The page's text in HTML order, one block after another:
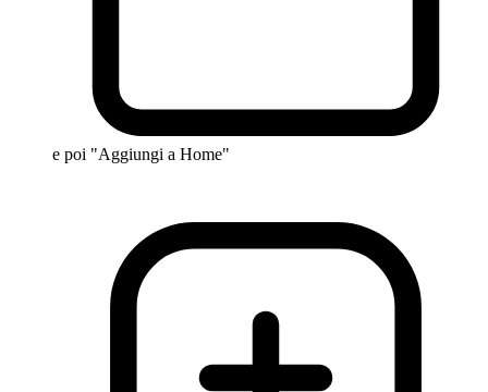
e poi "Aggiungi a Home"